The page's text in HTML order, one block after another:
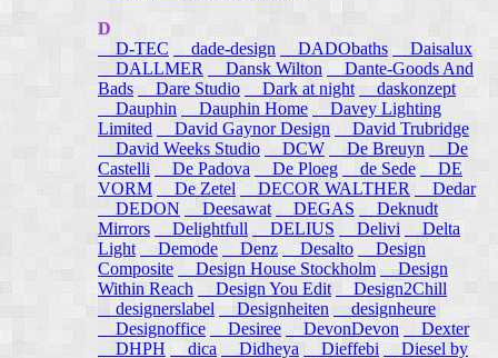
D
D-TEC
dade-design DADObaths
Daisalux
DALLMER
Dansk Wilton
Dante-Goods And
Bads
Dare Studio Dark at night
daskonzept
Dauphin
Dauphin Home
Davey Lighting
Limited
David Gaynor Design
David Trubridge
David Weeks Studio
DCW De Breuyn
De
Castelli
De Padova De Ploeg de Sede
DE
VORM
De Zetel DECOR WALTHER
Dedar
DEDON
Deesawat DEGAS
Deknudt
Mirrors
Delightfull DELIUS Delivi
Delta
Light
Demode Denz Desalto
Design
Composite
Design House Stockholm
Design
Within Reach
Design You Edit
Design2Chill
designerslabel
Designheiten
designheure
Designoffice
Desiree DevonDevon
Dexter
DHPH
dica Didheya Dieffebi
Diesel by